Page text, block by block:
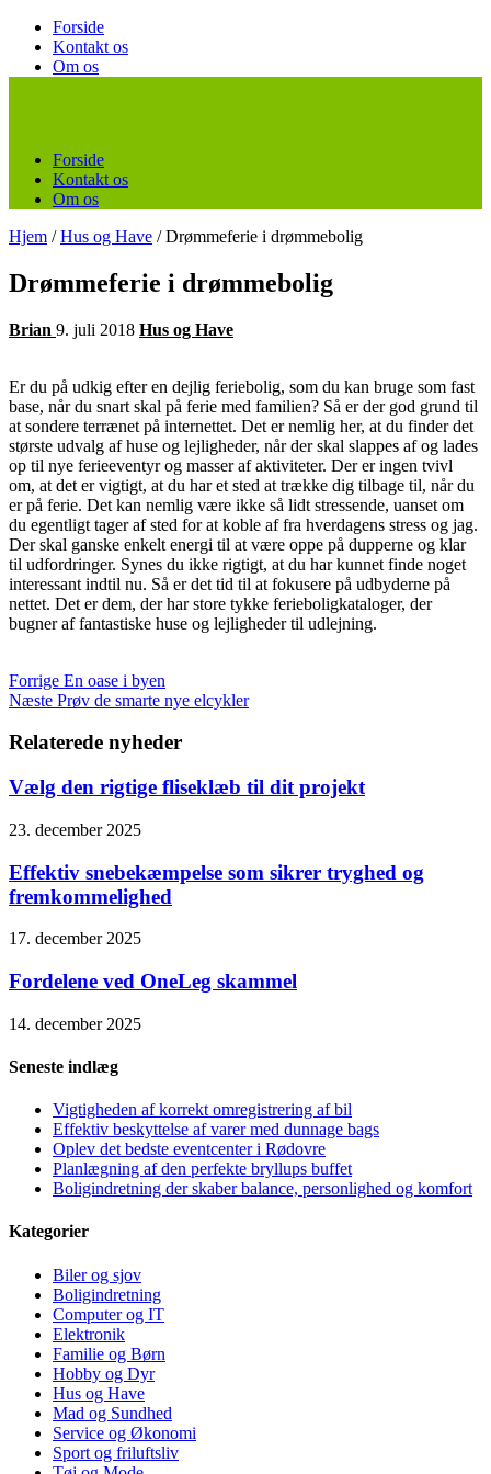
Forside
Kontakt os
Om os
Forside
Kontakt os
Om os
Hjem / Hus og Have / Drømmeferie i drømmebolig
Drømmeferie i drømmebolig
Brian 9. juli 2018 Hus og Have
Er du på udkig efter en dejlig feriebolig, som du kan bruge som fast
base, når du snart skal på ferie med familien? Så er der god grund til
at sondere terrænet på internettet. Det er nemlig her, at du finder det
største udvalg af huse og lejligheder, når der skal slappes af og lades
op til nye ferieeventyr og masser af aktiviteter. Der er ingen tvivl
om, at det er vigtigt, at du har et sted at trække dig tilbage til, når du
er på ferie. Det kan nemlig være ikke så lidt stressende, uanset om
du egentligt tager af sted for at koble af fra hverdagens stress og jag.
Der skal ganske enkelt energi til at være oppe på dupperne og klar
til udfordringer. Synes du ikke rigtigt, at du har kunnet finde noget
interessant indtil nu. Så er det tid til at fokusere på udbyderne på
nettet. Det er dem, der har store tykke ferieboligkataloger, der
bugner af fantastiske huse og lejligheder til udlejning.
Forrige En oase i byen
Næste Prøv de smarte nye elcykler
Relaterede nyheder
Vælg den rigtige fliseklæb til dit projekt
23. december 2025
Effektiv snebekæmpelse som sikrer tryghed og
fremkommelighed
17. december 2025
Fordelene ved OneLeg skammel
14. december 2025
Seneste indlæg
Vigtigheden af korrekt omregistrering af bil
Effektiv beskyttelse af varer med dunnage bags
Oplev det bedste eventcenter i Rødovre
Planlægning af den perfekte bryllups buffet
Boligindretning der skaber balance, personlighed og komfort
Kategorier
Biler og sjov
Boligindretning
Computer og IT
Elektronik
Familie og Børn
Hobby og Dyr
Hus og Have
Mad og Sundhed
Service og Økonomi
Sport og friluftsliv